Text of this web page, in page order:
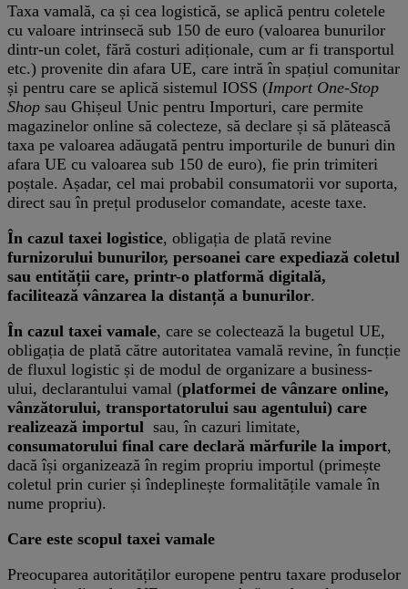
Taxa vamală, ca și cea logistică, se aplică pentru coletele
cu valoare intrinsecă sub 150 de euro (valoarea bunurilor
dintr-un colet, fără costuri adiționale, cum ar fi transportul
etc.) provenite din afara UE, care intră în spațiul comunitar
și pentru care se aplică sistemul IOSS (Import One-Stop
Shop sau Ghișeul Unic pentru Importuri, care permite
magazinelor online să colecteze, să declare și să plătească
taxa pe valoarea adăugată pentru importurile de bunuri din
afara UE cu valoarea sub 150 de euro), fie prin trimiteri
poștale. Așadar, cel mai probabil consumatorii vor suporta,
direct sau în prețul produselor comandate, aceste taxe.
În cazul taxei logistice, obligația de plată revine
furnizorului bunurilor, persoanei care expediază coletul
sau entității care, printr-o platformă digitală,
facilitează vânzarea la distanță a bunurilor.
În cazul taxei vamale, care se colectează la bugetul UE,
obligația de plată către autoritatea vamală revine, în funcție
de fluxul logistic și de modul de organizare a business-
ului, declarantului vamal (platformei de vânzare online,
vânzătorului, transportatorului sau agentului) care
realizează importul sau, în cazuri limitate,
consumatorului final care declară mărfurile la import,
dacă își organizează în regim propriu importul (primește
coletul prin curier și îndeplinește formalitățile vamale în
nume propriu).
Care este scopul taxei vamale
Preocuparea autorităților europene pentru taxare produselor